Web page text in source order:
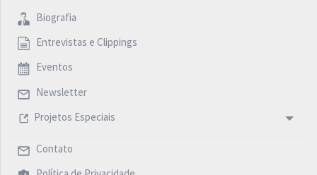
Biografia
Entrevistas e Clippings
Eventos
Newsletter
Projetos Especiais
Contato